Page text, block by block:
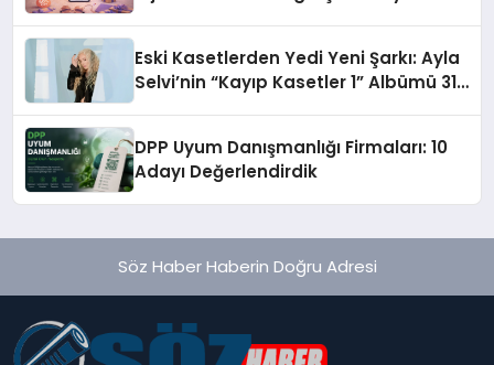
Eski Kasetlerden Yedi Yeni Şarkı: Ayla
Selvi’nin “Kayıp Kasetler 1” Albümü 31
DPP Uyum Danışmanlığı Firmaları: 10
Adayı Değerlendirdik
Söz Haber Haberin Doğru Adresi